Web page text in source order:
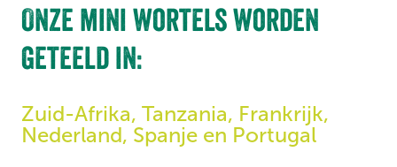
Onze mini wortels worden
geteeld in:
Zuid-Afrika, Tanzania, Frankrijk,
Nederland, Spanje en Portugal